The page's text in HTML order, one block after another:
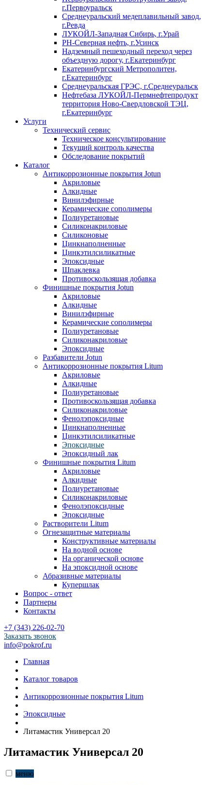
г.Первоуральск
Среднеуральский медеплавильный завод,
г.Ревда
ЛУКОЙЛ-Западная Сибирь, г.Урай
РН-Северная нефть, г.Усинск
Надземный пешеходный переход через
объездную дорогу, г.Екатеринбург
Екатеринбургский Метрополитен,
г.Екатеринбург
Среднеуральская ГРЭС, г.Среднеуральск
Нефтебаза ЛУКОЙЛ-Пермнефтепродукт
территория Ново-Свердловской ТЭЦ,
г.Екатеринбург
Услуги
Технический сервис
Техническое консультирование
Текущий контроль качества
Обследование покрытий
Каталог
Антикоррозионные покрытия Jotun
Акриловые
Алкидные
Винилэфирные
Керамические сополимеры
Полиуретановые
Силиконакриловые
Силиконовые
Цинкнаполненные
Цинкэтилсиликатные
Эпоксидные
Шпаклевка
Противоскользящая добавка
Финишные покрытия Jotun
Акриловые
Алкидные
Винилэфирные
Керамические сополимеры
Полиуретановые
Силиконакриловые
Эпоксидные
Разбавители Jotun
Антикоррозионные покрытия Litum
Акриловые
Алкидные
Полиуретановые
Противоскользящая добавка
Силиконакриловые
Фенолэпоксидные
Цинкнаполненные
Цинкэтилсиликатные
Эпоксидные
Эпоксидный лак
Финишные покрытия Litum
Акриловые
Алкидные
Полиуретановые
Силиконакриловые
Фенолэпоксидные
Эпоксидные
Растворители Litum
Огнезащитные материалы
Конструктивные материалы
На водной основе
На органической основе
На эпоксидной основе
Абразивные материалы
Купершлак
Вопрос - ответ
Партнеры
Контакты
+7 (343) 226-02-70
Заказать звонок
info@pokrof.ru
Главная
Каталог товаров
Антикоррозионные покрытия Litum
Эпоксидные
Литамастик Универсал 20
Литамастик Универсал 20
меню